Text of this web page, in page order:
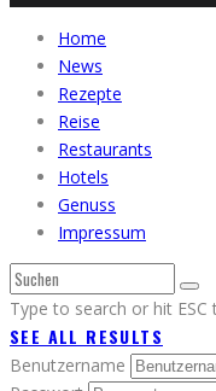
Home
News
Rezepte
Reise
Restaurants
Hotels
Genuss
Impressum
Type to search or hit ESC
SEE ALL RESULTS
Benutzername